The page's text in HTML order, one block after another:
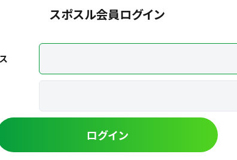
スポスル会員ログイン
ログイン